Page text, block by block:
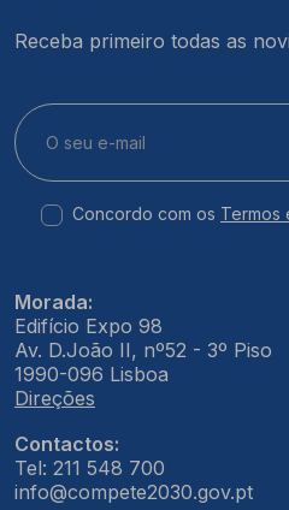
Receba primeiro todas as
Concordo com os Termos
Morada:
Edifício Expo 98
Av. D.João II, nº52 - 3º Piso
1990-096 Lisboa
Direções
Contactos:
Tel: 211 548 700
info@compete2030.gov.pt